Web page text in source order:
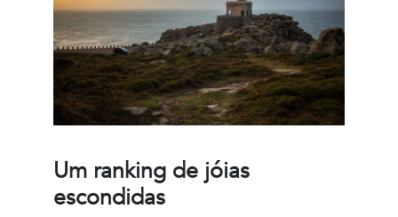
Um ranking de jóias
escondidas